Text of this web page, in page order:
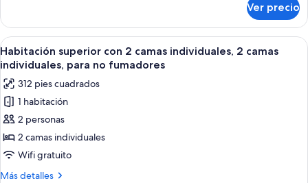
para
no
fumadores
individual
superior,
1
cama
para
no
fumadores
Ver precio
Abrir
todas
las
fotos
de
Habitación
superior
con
2
Habitación de hotel con dos camas,
8
Habitación superior con 2 camas individuales, 2 camas
individuales, para no fumadores
312 pies cuadrados
1 habitación
2 personas
2 camas individuales
Wifi gratuito
Más detalles
Más